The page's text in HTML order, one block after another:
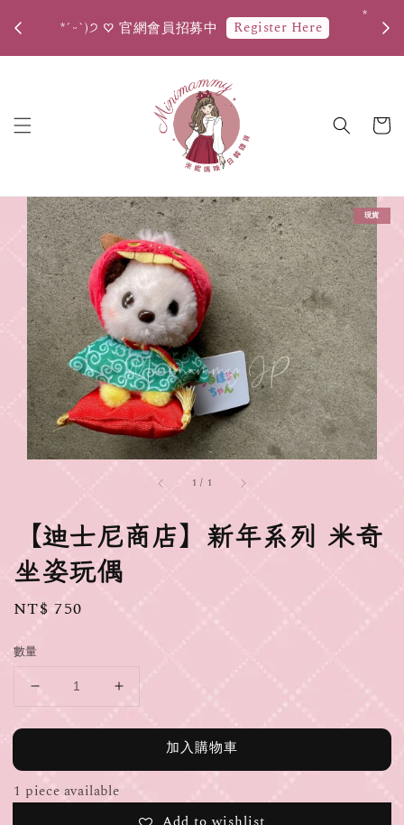
*ˊᵕˋ)੭ 新會員首次消費滿$599，即享有50元購物金折
抵優惠。
1 / 1
現貨
【迪士尼商店】新年系列 米奇
坐姿玩偶
Regular
NT$ 750
數量
加入購物車
1 piece available